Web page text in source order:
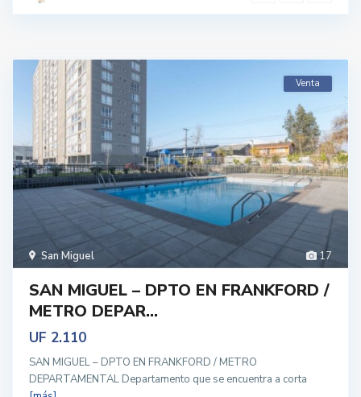
17
San Miguel
Venta
SAN MIGUEL – DPTO EN FRANKFORD /
METRO DEPAR...
UF 2.110
SAN MIGUEL – DPTO EN FRANKFORD / METRO
DEPARTAMENTAL Departamento que se encuentra a corta